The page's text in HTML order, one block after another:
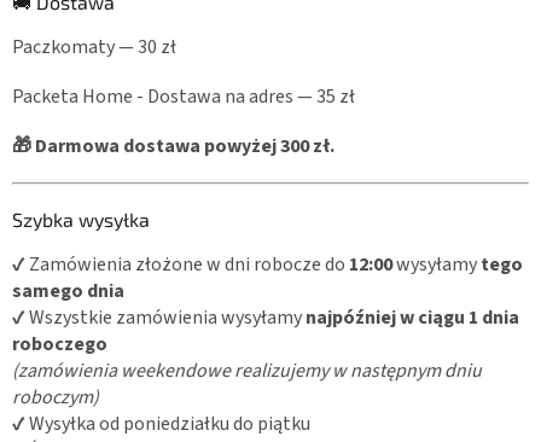
Paczkomaty — 30 zł
Packeta Home - Dostawa na adres — 35 zł
🎁 Darmowa dostawa powyżej 300 zł.
Szybka wysyłka
✔ Zamówienia złożone w dni robocze do 12:00wysyłamytego
samego dnia
✔ Wszystkie zamówienia wysyłamynajpóźniej w ciągu 1 dnia
roboczego
(zamówienia weekendowe realizujemy w następnym dniu
roboczym)
✔ Wysyłka od poniedziałku do piątku